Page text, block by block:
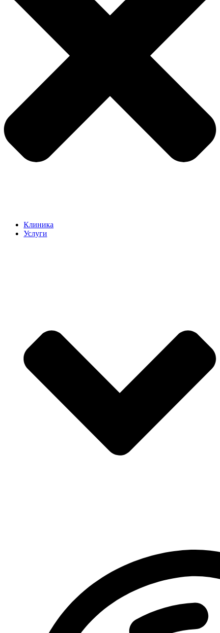
Клиника
Услуги